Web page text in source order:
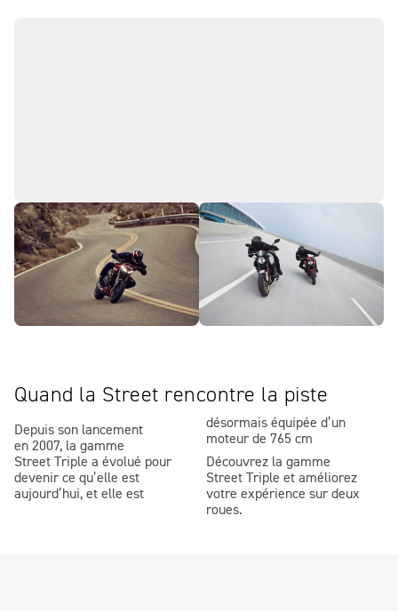
Quand la Street rencontre la piste
Depuis son lancement
en 2007, la gamme
Street Triple a évolué pour
devenir ce qu’elle est
aujourd’hui, et elle est
désormais équipée d’un
moteur de 765 cm
Découvrez la gamme
Street Triple et améliorez
votre expérience sur deux
roues.